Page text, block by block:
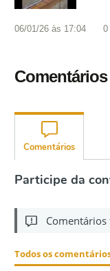
06/01/26 às 17:04 0
Comentários